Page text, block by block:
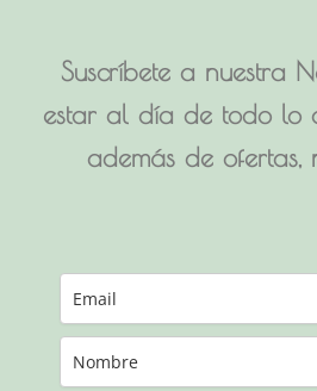
Suscríbete a nuestra
estar al día de todo lo
además de ofertas,